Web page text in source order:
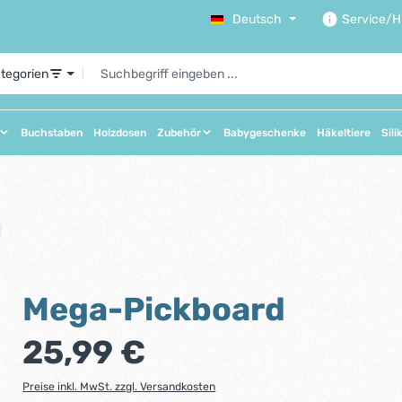
Deutsch Service/
Buchstaben Holzdosen Zubehör Babygeschenke Häkeltiere
Mega-Pickboard
Regulärer Preis:
25,99 €
Preise inkl. MwSt. zzgl. Versandkosten